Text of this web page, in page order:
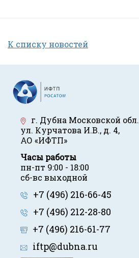
К списку новостей
г. Дубна Московской обл.
ул. Курчатова И.В., д. 4,
АО «ИФТП»
Часы работы
пн-пт 9:00 - 18:00
сб-вс выходной
+7 (496) 216-66-45
+7 (496) 212-28-80
+7 (496) 216-61-77
iftp@dubna.ru